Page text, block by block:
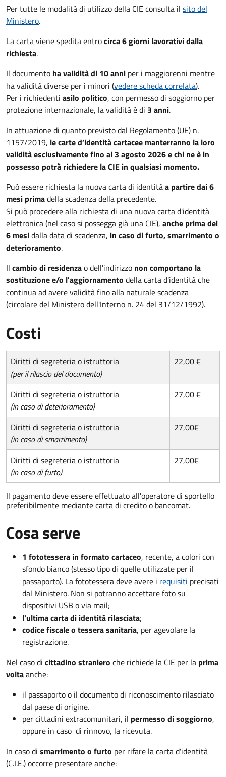
Per tutte le modalità di utilizzo della CIE consulta il sito del
Ministero.
La carta viene spedita entrocirca 6 giorni lavorativi dalla
richiesta.
Il documento ha validità di 10 anni per i maggiorenni mentre
ha validità diverse per i minori (vedere scheda correlata).
Per i richiedenti asilo politico, con permesso di soggiorno per
protezione internazionale, la validità è di 3 anni.
In attuazione di quanto previsto dal Regolamento (UE) n.
1157/2019, le carte d’identità cartacee manterranno la loro
validità esclusivamente fino al 3 agosto 2026 e chi ne è in
possesso potrà richiedere la CIE in qualsiasi momento.
Può essere richiesta la nuova carta di identitàa partire dai 6
mesi primadella scadenza della precedente.
Si può procedere alla richiesta di una nuova carta d'identità
elettronica (nel caso si possegga già una CIE), anche prima dei
6 mesidalla data di scadenza, in caso di furto, smarrimento o
deterioramento.
Il cambio di residenzao dell'indirizzo non comportano la
sostituzione e/o l'aggiornamento della carta d'identità che
continua ad avere validità fino alla naturale scadenza
(circolare del Ministero dell'Interno n. 24 del 31/12/1992).
Costi
Diritti di segreteria o istruttoria
(per il rilascio del documento)
22,00 €
Diritti di segreteria o istruttoria
(in caso di deterioramento)
27,00 €
Diritti di segreteria o istruttoria
(in caso di smarrimento)
27,00€
Diritti di segreteria o istruttoria
(in caso di furto)
27,00€
Il pagamento deve essere effettuato all'operatore di sportello
preferibilmente mediante carta di credito o bancomat.
Cosa serve
1 fototessera in formato cartaceo, recente, a colori con
sfondo bianco (stesso tipo di quelle utilizzate per il
passaporto). La fototessera deve avere i requisiti precisati
dal Ministero. Non si potranno accettare foto su
dispositivi USB o via mail;
l'ultima carta di identità rilasciata;
codice fiscale o tessera sanitaria, per agevolare la
registrazione.
Nel caso di cittadino straniero che richiede la CIE per la prima
voltaanche:
il passaporto o il documento di riconoscimento rilasciato
dal paese di origine.
per cittadini extracomunitari, il permesso di soggiorno,
oppure in caso di rinnovo, la ricevuta.
In caso di smarrimento o furto per rifare la carta d'identità
(C.I.E.) occorre presentare anche: